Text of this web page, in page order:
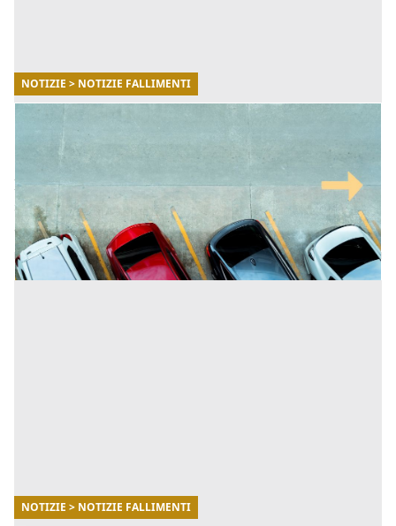
NOTIZIE > NOTIZIE FALLIMENTI
Chi deve pagare l’IMU sul posto auto
scoperto?
In questo articolo scopriremo tutto quello che bisogna
sapere sul pagamento dell'IMU relativamente ai posti
auto scoperti, seguendo la normativa vigente. [...]
NOTIZIE > NOTIZIE FALLIMENTI